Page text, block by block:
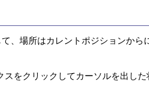
場所はカレントポジションから
をクリックしてカーソルを出し